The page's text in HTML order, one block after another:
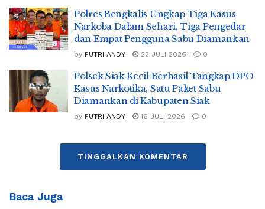
Polres Bengkalis Ungkap Tiga Kasus
Narkoba Dalam Sehari, Tiga Pengedar
dan Empat Pengguna Sabu Diamankan
by PUTRI ANDY 22 JULI 2026 0
Polsek Siak Kecil Berhasil Tangkap DPO
Kasus Narkotika, Satu Paket Sabu
Diamankan di Kabupaten Siak
by PUTRI ANDY 16 JULI 2026 0
TINGGALKAN KOMENTAR
Baca Juga